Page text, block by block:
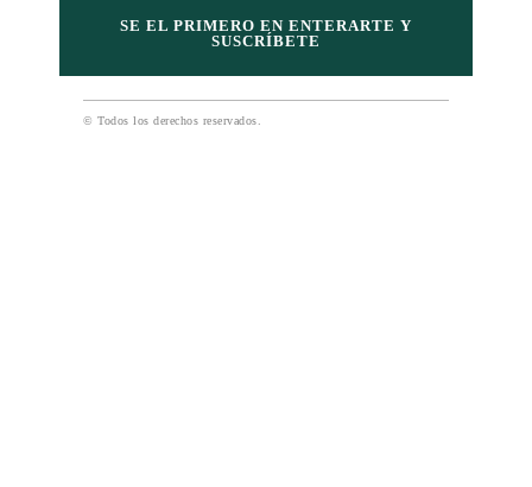
SE EL PRIMERO EN ENTERARTE Y
SUSCRÍBETE
© Todos los derechos reservados.